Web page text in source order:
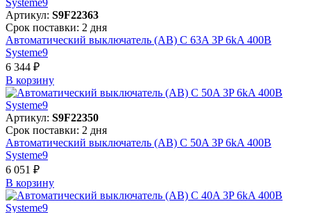
Артикул: S9F22363
Срок поставки: 2 дня
Автоматический выключатель (АВ) C 63A 3P 6kA 400В
Systeme9
6 344 ₽
В корзинy
Артикул: S9F22350
Срок поставки: 2 дня
Автоматический выключатель (АВ) C 50A 3P 6kA 400В
Systeme9
6 051 ₽
В корзинy